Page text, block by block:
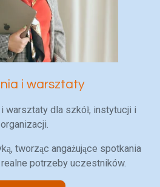
i warsztaty
warsztaty dla szkół, instytucji i
organizacji.
tworząc angażujące spotkania
potrzeby uczestników.